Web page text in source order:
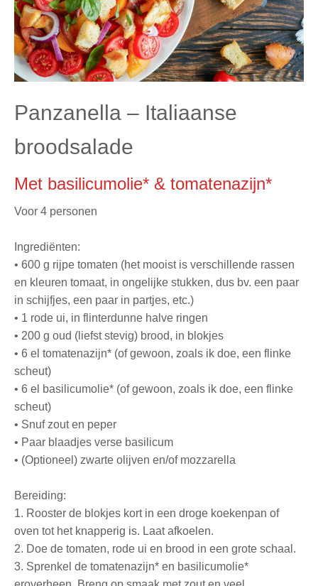
Panzanella – Italiaanse
broodsalade
Met basilicumolie* & tomatenazijn*
Voor 4 personen
Ingrediënten:
• 600 g rijpe tomaten (het mooist is verschillende rassen
en kleuren tomaat, in ongelijke stukken, dus bv. een paar
in schijfjes, een paar in partjes, etc.)
• 1 rode ui, in flinterdunne halve ringen
• 200 g oud (liefst stevig) brood, in blokjes
• 6 el tomatenazijn* (of gewoon, zoals ik doe, een flinke
scheut)
• 6 el basilicumolie* (of gewoon, zoals ik doe, een flinke
scheut)
• Snuf zout en peper
• Paar blaadjes verse basilicum
• (Optioneel) zwarte olijven en/of mozzarella
Bereiding:
1. Rooster de blokjes kort in een droge koekenpan of
oven tot het knapperig is. Laat afkoelen.
2. Doe de tomaten, rode ui en brood in een grote schaal.
3. Sprenkel de tomatenazijn* en basilicumolie*